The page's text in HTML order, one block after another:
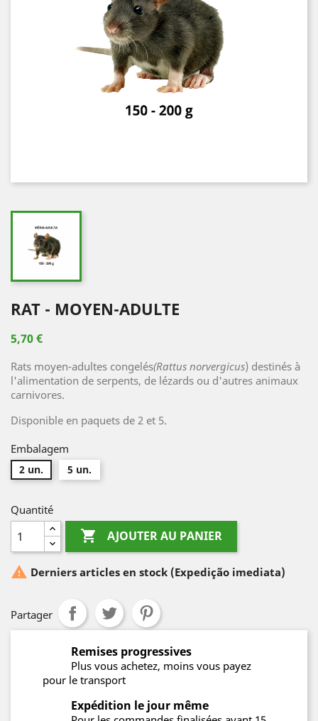
RAT - MOYEN-ADULTE
5,70 €
Rats moyen-adultes congelés(Rattus norvergicus) destinés à
l'alimentation de serpents, de lézards ou d'autres animaux
carnivores.
Disponible en paquets de 2 et 5.
Embalagem
2 un. 5 un.
Quantité
 AJOUTER AU PANIER
 Derniers articles en stock (Expedição imediata)
Partager
Remises progressives
Plus vous achetez, moins vous payez
pour le transport
Expédition le jour même